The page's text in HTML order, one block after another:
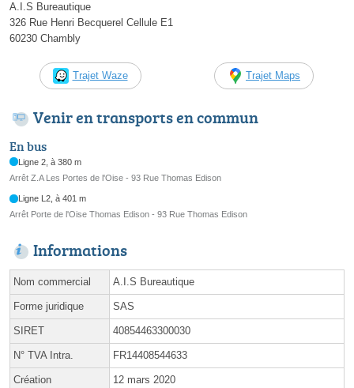
A.I.S Bureautique
326 Rue Henri Becquerel Cellule E1
60230 Chambly
Trajet Waze Trajet Maps
Venir en transports en commun
En bus
Ligne 2, à 380 m
Arrêt Z.A Les Portes de l'Oise - 93 Rue Thomas Edison
Ligne L2, à 401 m
Arrêt Porte de l'Oise Thomas Edison - 93 Rue Thomas Edison
Informations
Nom commercial A.I.S Bureautique
Forme juridique SAS
SIRET 40854463300030
N° TVA Intra. FR14408544633
Création 12 mars 2020